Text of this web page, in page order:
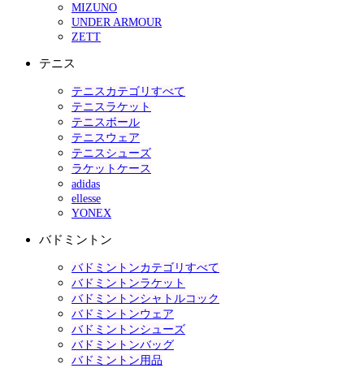
MIZUNO
UNDER ARMOUR
ZETT
テニス
テニスカテゴリすべて
テニスラケット
テニスボール
テニスウェア
テニスシューズ
ラケットケース
adidas
ellesse
YONEX
バドミントン
バドミントンカテゴリすべて
バドミントンラケット
バドミントンシャトルコック
バドミントンウェア
バドミントンシューズ
バドミントンバッグ
バドミントン用品